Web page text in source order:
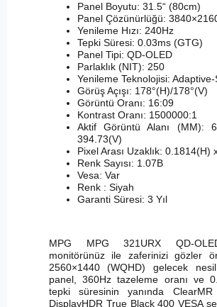
Panel Boyutu: 31.5“ (80cm)
Panel Çözünürlüğü:
Yenileme Hızı: 240Hz
Tepki Süresi: 0.03ms (GTG)
Panel Tipi: QD-OLED
Parlaklık (NIT): 250
Yenileme Teknolojisi: Adaptive-
Görüş Açışı: 178°(H)/178°(V)
Görüntü Oranı: 16:09
Kontrast Oranı: 1500000:1
Aktif Görüntü Alanı (MM):
394.73(V)
Pixel Arası Uzaklık: 0.1814(H)
Renk Sayısı: 1.07B
Vesa: Var
Renk : Siyah
Garanti Süresi: 3 Yıl
MPG MPG 321URX QD-
monitörünüz ile zaferinizi gözler
2560×1440 (WQHD) gelecek
panel, 360Hz tazeleme oranı ve
tepki süresinin yanında
DisplayHDR True Black 400 VESA